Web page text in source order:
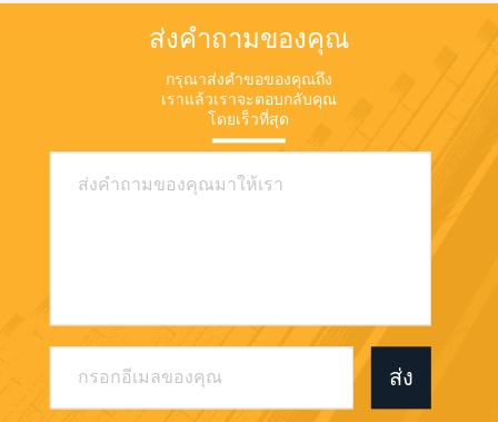
ส่งคำถามของคุณ
กรุณาส่งคำขอของคุณถึง
เราแล้วเราจะตอบกลับคุณ
โดยเร็วที่สุด
ส่ง